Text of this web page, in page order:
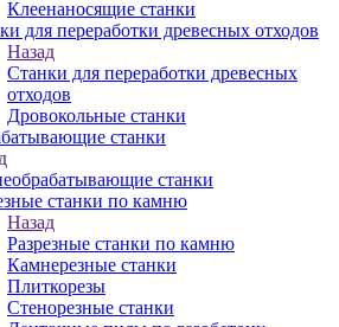
Клеенаносящие станки
для переработки древесных отходов
Назад
Станки для переработки древесных
отходов
Дровокольные станки
станки
станки
станки по камню
Назад
Разрезные станки по камню
Камнерезные станки
Плиткорезы
Стенорезные станки